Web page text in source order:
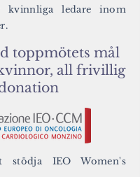
kvinnliga ledare inom
toppmötets mål
all frivillig
IEO Women's